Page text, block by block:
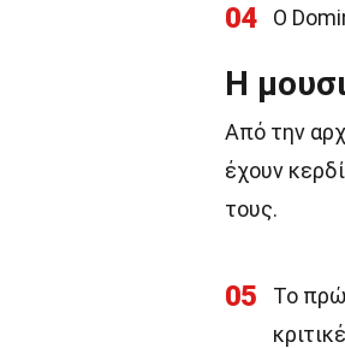
04 Ο
Η
Από την
έχουν
τους.
05
Το